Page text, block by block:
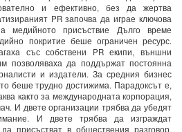
и ефективно, без да жертва
PR започва да играе ключова
медийното присъствие Дълго време
покритие беше ограничен ресурс.
със собствени PR екипи, външни
позволяваха да поддържат постоянна
и издатели. За средния бизнес
беше трудно достижима. Парадоксът е,
както за международната корпорация,
И двете организации трябва да убедят
И двете трябва да изграждат
присъстват в обществения разговор.